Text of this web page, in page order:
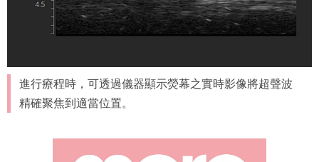
進行療程時，可透過儀器顯示熒幕之實時影像將超聲波
精確聚焦到適當位置。